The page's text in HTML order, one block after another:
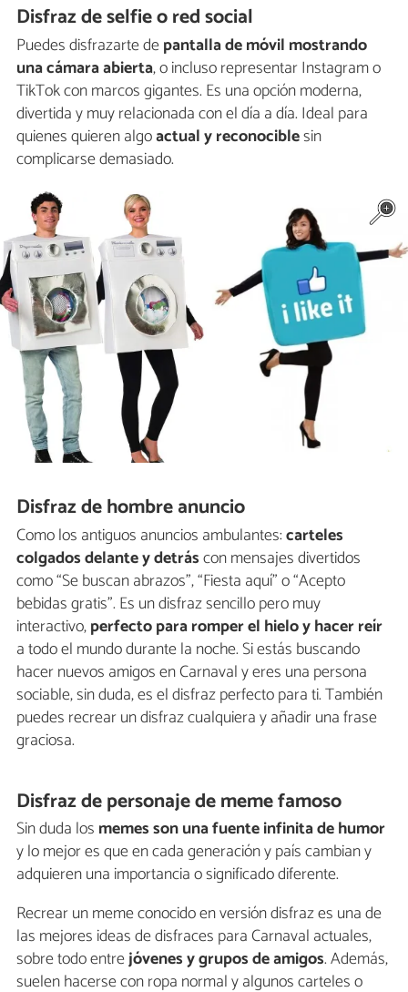
Disfraz de selfie o red social
Puedes disfrazarte depantalla de móvil mostrando
una cámara abierta, o incluso representar Instagram o
TikTok con marcos gigantes. Es una opción moderna,
divertida y muy relacionada con el día a día. Ideal para
quienes quieren algoactual y reconociblesin
complicarse demasiado.
Disfraz de hombre anuncio
Como los antiguos anuncios ambulantes:carteles
colgados delante y detráscon mensajes divertidos
como “Se buscan abrazos”, “Fiesta aquí” o “Acepto
bebidas gratis”. Es un disfraz sencillo pero muy
interactivo,perfecto para romper el hielo y hacer reír
a todo el mundo durante la noche. Si estás buscando
hacer nuevos amigos en Carnaval y eres una persona
sociable, sin duda, es el disfraz perfecto para ti. También
puedes recrear un disfraz cualquiera y añadir una frase
graciosa.
Disfraz de personaje de meme famoso
Sin duda los memes son una fuente infinita de humor
y lo mejor es que en cada generación y país cambian y
adquieren una importancia o significado diferente.
Recrear un meme conocido en versión disfraz es una de
las mejores ideas de disfraces para Carnaval actuales,
sobre todo entrejóvenes y grupos de amigos. Además,
suelen hacerse con ropa normal y algunos carteles o